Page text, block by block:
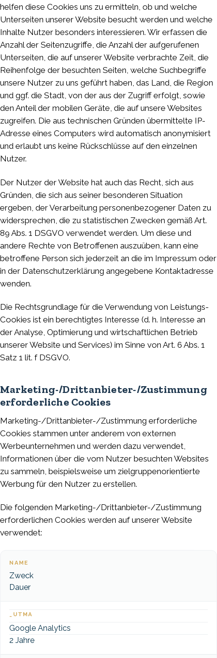
helfen diese Cookies uns zu ermitteln, ob und welche
Unterseiten unserer Website besucht werden und welche
Inhalte Nutzer besonders interessieren. Wir erfassen die
Anzahl der Seitenzugriffe, die Anzahl der aufgerufenen
Unterseiten, die auf unserer Website verbrachte Zeit, die
Reihenfolge der besuchten Seiten, welche Suchbegriffe
unsere Nutzer zu uns geführt haben, das Land, die Region
und ggf. die Stadt, von der aus der Zugriff erfolgt, sowie
den Anteil der mobilen Geräte, die auf unsere Websites
zugreifen. Die aus technischen Gründen übermittelte IP-
Adresse eines Computers wird automatisch anonymisiert
und erlaubt uns keine Rückschlüsse auf den einzelnen
Nutzer.
Der Nutzer der Website hat auch das Recht, sich aus
Gründen, die sich aus seiner besonderen Situation
ergeben, der Verarbeitung personenbezogener Daten zu
widersprechen, die zu statistischen Zwecken gemäß Art.
89 Abs. 1 DSGVO verwendet werden. Um diese und
andere Rechte von Betroffenen auszuüben, kann eine
betroffene Person sich jederzeit an die im Impressum oder
in der Datenschutzerklärung angegebene Kontaktadresse
wenden.
Die Rechtsgrundlage für die Verwendung von Leistungs-
Cookies ist ein berechtigtes Interesse (d. h. Interesse an
der Analyse, Optimierung und wirtschaftlichen Betrieb
unserer Website und Services) im Sinne von Art. 6 Abs. 1
Satz 1 lit. f DSGVO.
Marketing-/Drittanbieter-/Zustimmung
erforderliche Cookies
Marketing-/Drittanbieter-/Zustimmung erforderliche
Cookies stammen unter anderem von externen
Werbeunternehmen und werden dazu verwendet,
Informationen über die vom Nutzer besuchten Websites
zu sammeln, beispielsweise um zielgruppenorientierte
Werbung für den Nutzer zu erstellen.
Die folgenden Marketing-/Drittanbieter-/Zustimmung
erforderlichen Cookies werden auf unserer Website
verwendet:
NAME
Zweck
Dauer
_UTMA
Google Analytics
2 Jahre